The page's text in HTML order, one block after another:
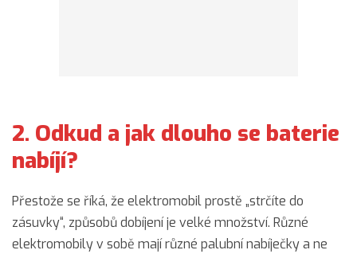
2. Odkud a jak dlouho se baterie
nabíjí?
Přestože se říká, že elektromobil prostě „strčíte do
zásuvky“, způsobů dobíjení je velké množství. Různé
elektromobily v sobě mají různé palubní nabíječky a ne